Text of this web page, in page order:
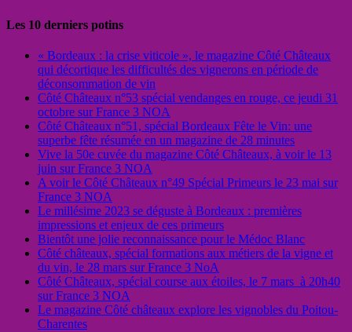
Les 10 derniers potins
« Bordeaux : la crise viticole », le magazine Côté Châteaux
qui décortique les difficultés des vignerons en période de
déconsommation de vin
Côté Châteaux n°53 spécial vendanges en rouge, ce jeudi 31
octobre sur France 3 NOA
Côté Châteaux n°51, spécial Bordeaux Fête le Vin: une
superbe fête résumée en un magazine de 28 minutes
Vive la 50e cuvée du magazine Côté Châteaux, à voir le 13
juin sur France 3 NOA
A voir le Côté Châteaux n°49 Spécial Primeurs le 23 mai sur
France 3 NOA
Le millésime 2023 se déguste à Bordeaux : premières
impressions et enjeux de ces primeurs
Bientôt une jolie reconnaissance pour le Médoc Blanc
Côté châteaux, spécial formations aux métiers de la vigne et
du vin, le 28 mars sur France 3 NoA
Côté Châteaux, spécial course aux étoiles, le 7 mars à 20h40
sur France 3 NOA
Le magazine Côté châteaux explore les vignobles du Poitou-
Charentes